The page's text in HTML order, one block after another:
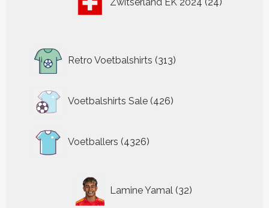
producten
Retro Voetbalshirts 313
producten
Voetbalshirts Sale 426
426
producten
Voetballers 4326
producten
Lamine Yamal 32
producten